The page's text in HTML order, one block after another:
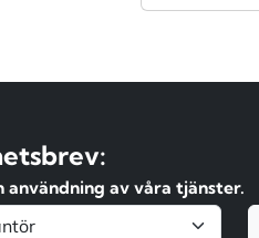
av våra tjänster.